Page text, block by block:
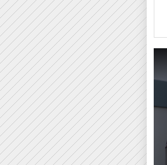
คโนโลยี มีเดีย
วัฒนาสุข อินเตอร์
เนชั่นแนล